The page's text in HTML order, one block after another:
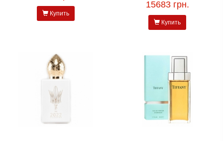
Купить
15683 грн.
Купить